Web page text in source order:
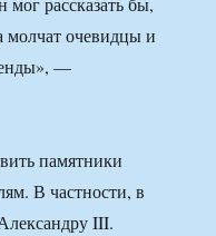
молчат очевидцы и
—
памятники
В частности, в
III.